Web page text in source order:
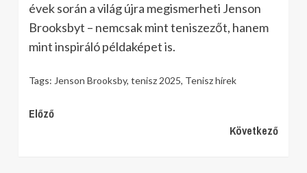
évek során a világ újra megismerheti Jenson
Brooksbyt – nemcsak mint teniszezőt, hanem
mint inspiráló példaképet is.
Tags: Jenson Brooksby, tenisz 2025, Tenisz hírek
Continue
Előző
Következő